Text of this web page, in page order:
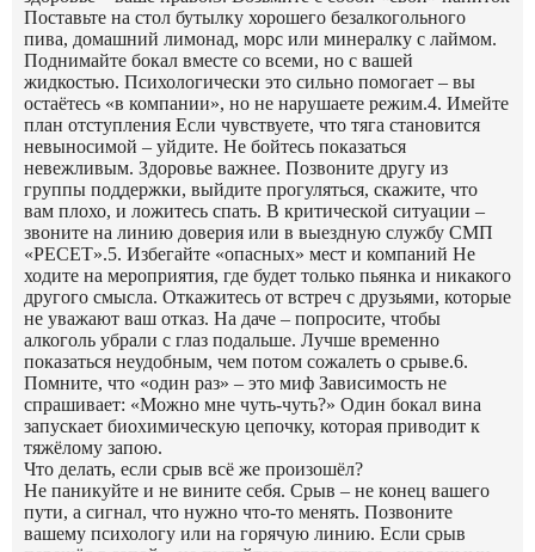
Поставьте на стол бутылку хорошего безалкогольного
пива, домашний лимонад, морс или минералку с лаймом.
Поднимайте бокал вместе со всеми, но с вашей
жидкостью. Психологически это сильно помогает – вы
остаётесь «в компании», но не нарушаете режим.4. Имейте
план отступления Если чувствуете, что тяга становится
невыносимой – уйдите. Не бойтесь показаться
невежливым. Здоровье важнее. Позвоните другу из
группы поддержки, выйдите прогуляться, скажите, что
вам плохо, и ложитесь спать. В критической ситуации –
звоните на линию доверия или в выездную службу СМП
«РЕСЕТ».5. Избегайте «опасных» мест и компаний Не
ходите на мероприятия, где будет только пьянка и никакого
другого смысла. Откажитесь от встреч с друзьями, которые
не уважают ваш отказ. На даче – попросите, чтобы
алкоголь убрали с глаз подальше. Лучше временно
показаться неудобным, чем потом сожалеть о срыве.6.
Помните, что «один раз» – это миф Зависимость не
спрашивает: «Можно мне чуть-чуть?» Один бокал вина
запускает биохимическую цепочку, которая приводит к
тяжёлому запою.
Что делать, если срыв всё же произошёл?
Не паникуйте и не вините себя. Срыв – не конец вашего
пути, а сигнал, что нужно что-то менять. Позвоните
вашему психологу или на горячую линию. Если срыв